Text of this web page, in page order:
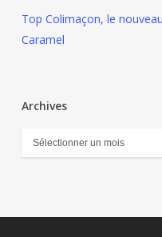
Top Colimaçon, le
Caramel
Archives
Archives